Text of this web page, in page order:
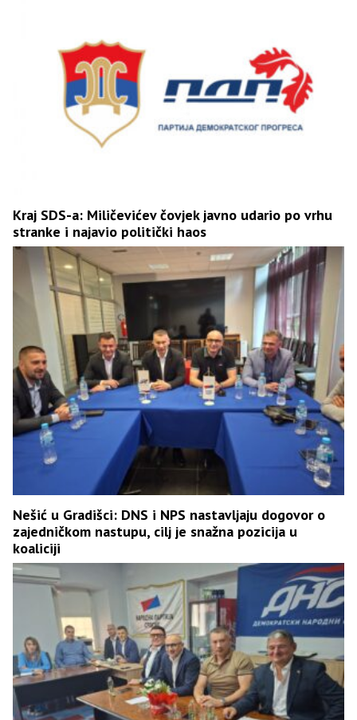
Kraj SDS-a: Miličevićev čovjek javno udario po vrhu
stranke i najavio politički haos
Nešić u Gradišci: DNS i NPS nastavljaju dogovor o
zajedničkom nastupu, cilj je snažna pozicija u
koaliciji